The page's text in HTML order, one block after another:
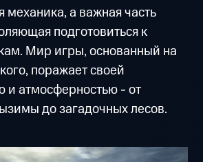
механика, а важная часть
подготовиться к
Мир игры, основанный на
поражает своей
и атмосферностью - от
до загадочных лесов.